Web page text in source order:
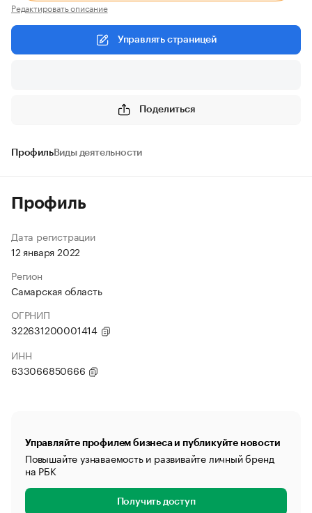
Редактировать описание
Управлять страницей
Поделиться
ПрофильВиды деятельности
Профиль
Дата регистрации
12 января 2022
Регион
Самарская область
ОГРНИП
322631200001414
ИНН
633066850666
Управляйте профилем бизнеса и публикуйте новости
Повышайте узнаваемость и развивайте личный бренд
на РБК
Получить доступ